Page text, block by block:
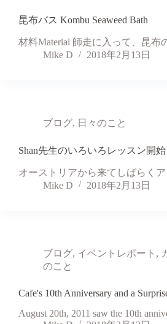
昆布バス Kombu Seaweed Bath
材料Material 師走に入って、昆布
Mike D
2018年2月13日
ブログ, 日々のこと
Shan先生のいろいろレッスン開始
オーストリアから来てしばらく
Mike D
2018年2月13日
ブログ, イベントレポート ,
のこと
Cafe's 10th Anniversary and a
August 20th, 2011 saw the 10th